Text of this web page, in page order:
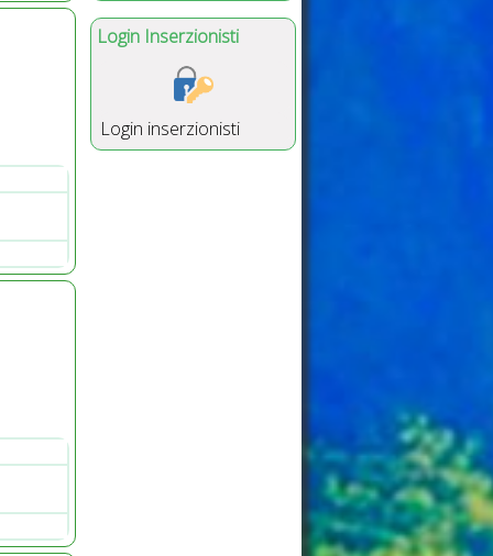
Login Inserzionisti
Login inserzionisti